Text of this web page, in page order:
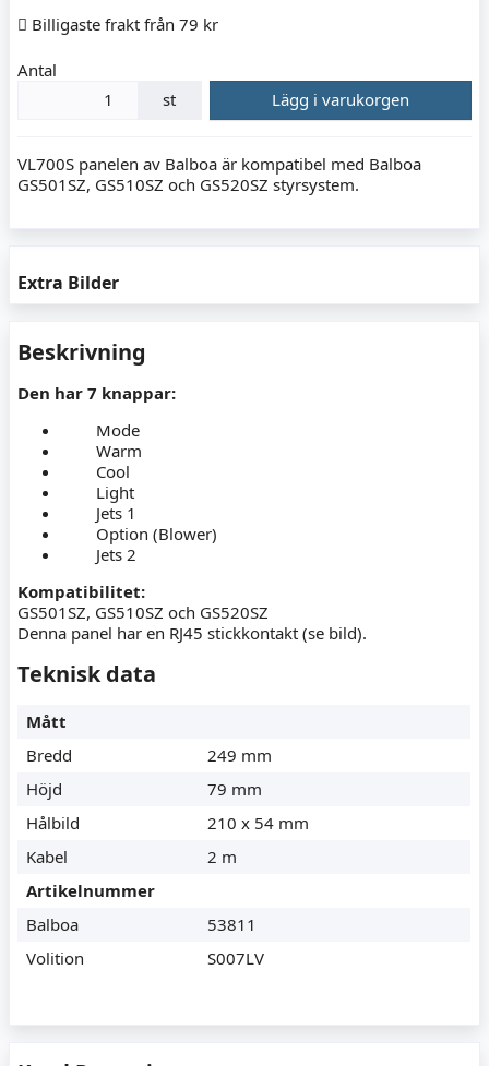
Billigaste frakt från 79 kr
Antal
st
Lägg i varukorgen
VL700S panelen av Balboa är kompatibel med Balboa
GS501SZ, GS510SZ och GS520SZ styrsystem.
Extra Bilder
Beskrivning
Den har 7 knappar:
Mode
Warm
Cool
Light
Jets 1
Option (Blower)
Jets 2
Kompatibilitet:
GS501SZ, GS510SZ och GS520SZ
Denna panel har en RJ45 stickkontakt (se bild).
Teknisk data
Mått
Bredd
249 mm
Höjd
79 mm
Hålbild
210 x 54 mm
Kabel
2 m
Artikelnummer
Balboa
53811
Volition
S007LV